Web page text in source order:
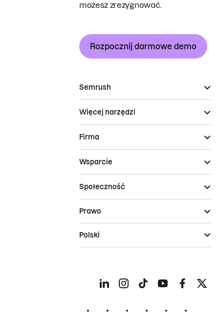
możesz zrezygnować.
Rozpocznij darmowe demo
Semrush
Więcej narzędzi
Firma
Wsparcie
Społeczność
Prawo
Polski